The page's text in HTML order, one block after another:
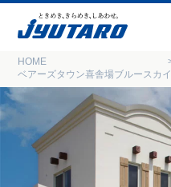
HOME
ベアーズタウン喜舎場ブルースカ